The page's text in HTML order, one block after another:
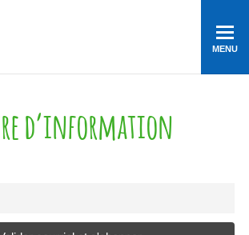
MENU
d’information